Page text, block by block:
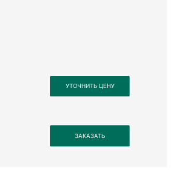
УТОЧНИТЬ ЦЕНУ
ЗАКАЗАТЬ